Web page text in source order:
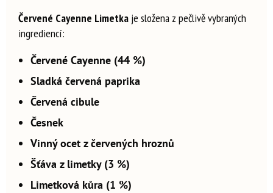
Červené Cayenne Limetka je složena z pečlivě vybraných
ingrediencí:
Červené Cayenne (44 %)
Sladká červená paprika
Červená cibule
Česnek
Vinný ocet z červených hroznů
Šťáva z limetky (3 %)
Limetková kůra (1 %)